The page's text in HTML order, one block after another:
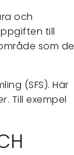
och
till
som de
(SFS). Här
. Till exempel